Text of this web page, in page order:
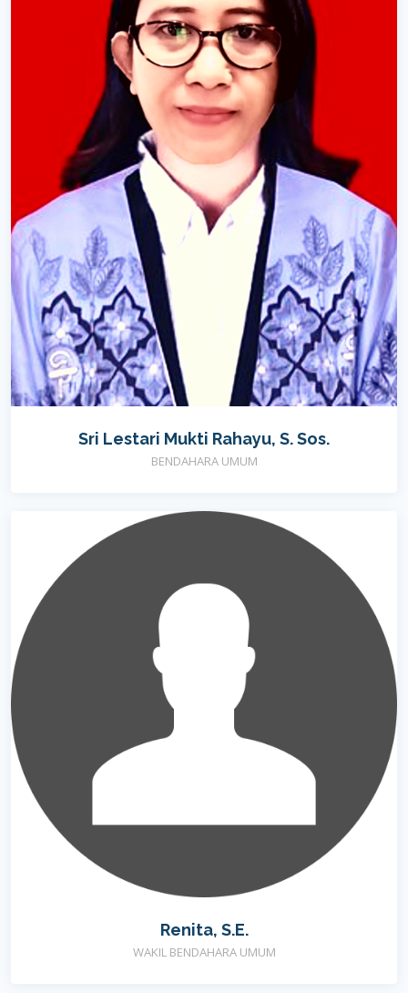
Sri Lestari Mukti Rahayu, S. Sos.
BENDAHARA UMUM
Renita, S.E.
WAKIL BENDAHARA UMUM